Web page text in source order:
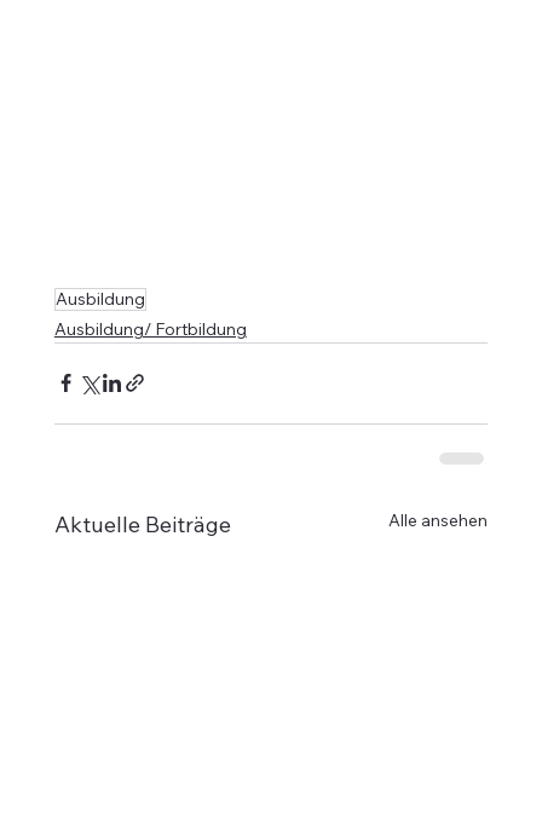
Ausbildung
Ausbildung/ Fortbildung
Aktuelle Beiträge Alle ansehen